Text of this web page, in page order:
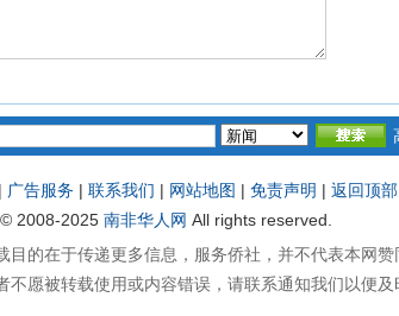
| 广告服务 | 联系我们 | 网站地图 | 免责声明 | 返回顶部
2008-2025 南非华人网 All rights reserved.
的在于传递更多信息，服务侨社，并不代表本网赞
不愿被转载使用或内容错误，请联系通知我们以便及